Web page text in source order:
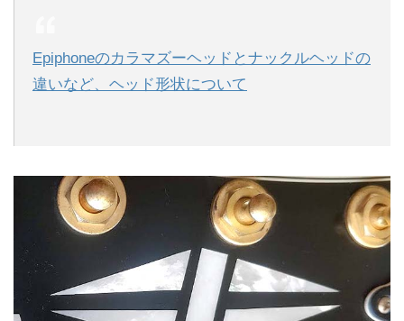
Epiphoneのカラマズーヘッドとナックルヘッドの
違いなど、ヘッド形状について